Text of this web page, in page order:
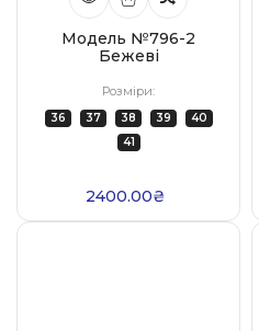
Модель №796-2
Бежеві
Розміри:
36 37 38 39
40
41
2400.00₴